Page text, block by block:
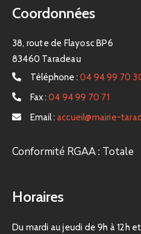
Coordonnées
38, route de Flayosc BP6
83460 Taradeau
Téléphone : 04 94 99 70
Fax : 04 94 99 70 71
Email : accueil@mairie-
Conformité RGAA : Totale
Horaires
Du mardi au jeudi de 9h à 12h